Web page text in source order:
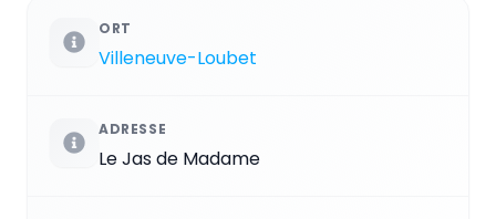
ORT
Villeneuve-Loubet
ADRESSE
Le Jas de Madame